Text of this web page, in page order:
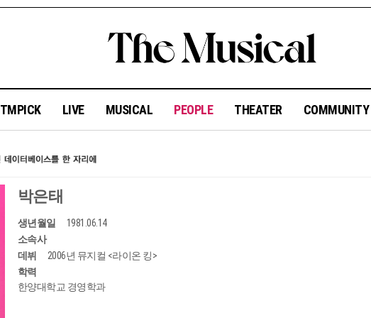
TMPICK LIVE MUSICAL PEOPLE THEATER COMMUNITY
박은태
생년월일
1981.06.14
소속사
데뷔
2006년 뮤지컬 <라이온 킹>
학력
한양대학교 경영학과